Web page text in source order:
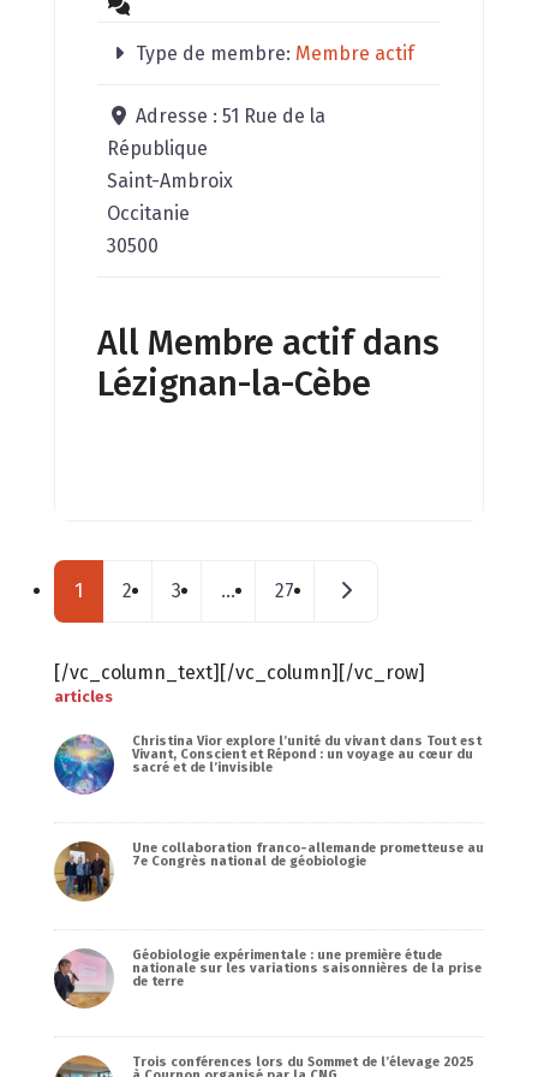
Type de membre: Membre actif
Adresse :51 Rue de la
République
Saint-Ambroix
Occitanie
30500
All Membre actif dans
Lézignan-la-Cèbe
Posts navigation
1 2 3 … 27 Messages plus anciens
[/vc_column_text][/vc_column][/vc_row]
articles
Christina Vior explore l’unité du vivant dans Tout est
Vivant, Conscient et Répond : un voyage au cœur du
sacré et de l’invisible
Une collaboration franco-allemande prometteuse au
7e Congrès national de géobiologie
Géobiologie expérimentale : une première étude
nationale sur les variations saisonnières de la prise
de terre
Trois conférences lors du Sommet de l’élevage 2025